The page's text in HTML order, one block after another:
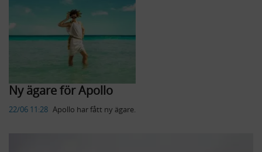
Ny ägare för Apollo
22/06 11:28 Apollo har fått ny ägare.